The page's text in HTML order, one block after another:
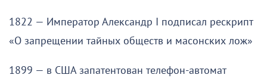
1822 — Император Александр I подписал рескрипт
«О запрещении тайных обществ и масонских лож»
1899 — в США запатентован телефон-автомат